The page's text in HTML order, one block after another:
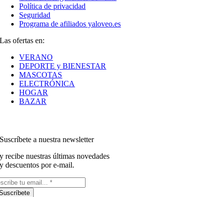
Política de privacidad
Seguridad
Programa de afiliados yaloveo.es
Las ofertas en:
VERANO
DEPORTE y BIENESTAR
MASCOTAS
ELECTRÓNICA
HOGAR
BAZAR
Suscríbete a nuestra newsletter
y recibe nuestras últimas novedades
y descuentos por e-mail.